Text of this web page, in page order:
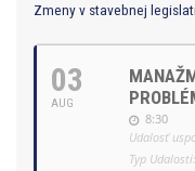
Zmeny v stavebnej
03
AUG
8:30
Udalosť
Typ Udalosti: